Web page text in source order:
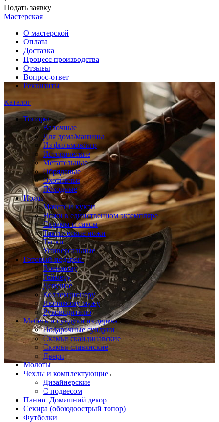
Подать заявку
Мастерская
О мастерской
Оплата
Доставка
Процесс производства
Отзывы
Вопрос-ответ
Реквизиты
Каталог
Топоры
Валочные
Для дома/машины
Из фильмов/игр
Исторические
Метательные
Обрядовые
Охотничьи
Походные
Ножи
Мачете и кукри
Ножи в единственном экземпляре
Скрамы и саксы
Тактические ножи
Тяпки
Универсальные
Готовый подарок
Военному
Геймеру
Девушке
Коллекционеру
Любимому мужу
Руководителю
Мебель и сундуки из дерева
Подарочные сундуки
Скамьи скандинавские
Скамьи славянские
Двери
Молоты
Чехлы и комплектующие
Дизайнерские
С подвесом
Панно. Домашний декор
Секира (обоюдоострый топор)
Футболки